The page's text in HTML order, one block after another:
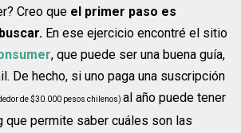
Creo que el primer paso es
En ese ejercicio encontré el sitio
, que puede ser una buena guía,
De hecho, si uno paga una suscripción
de $30.000 pesos chilenos)al año puede tener
que permite saber cuáles son las